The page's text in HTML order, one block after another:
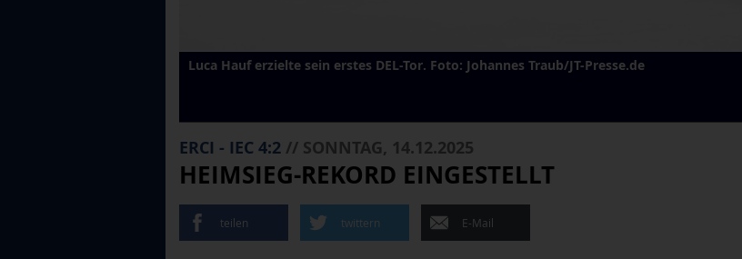
Luca Hauf erzielte sein erstes DEL-Tor. Foto: Johannes Traub/JT-Presse.de
ERCI - IEC 4:2 // SONNTAG, 14.12.2025
HEIMSIEG-REKORD EINGESTELLT
teilen twittern E-Mail